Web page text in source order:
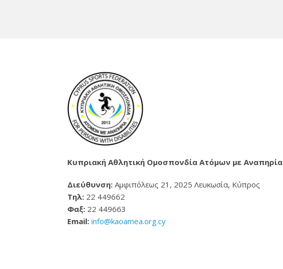
Κυπριακή Αθλητική Ομοσπονδία Ατόμων με Αναπηρία
Διεύθυνση: Αμφιπόλεως 21, 2025 Λευκωσία, Κύπρος
Τηλ: 22 449662
Φαξ: 22 449663
Email: info@kaoamea.org.cy